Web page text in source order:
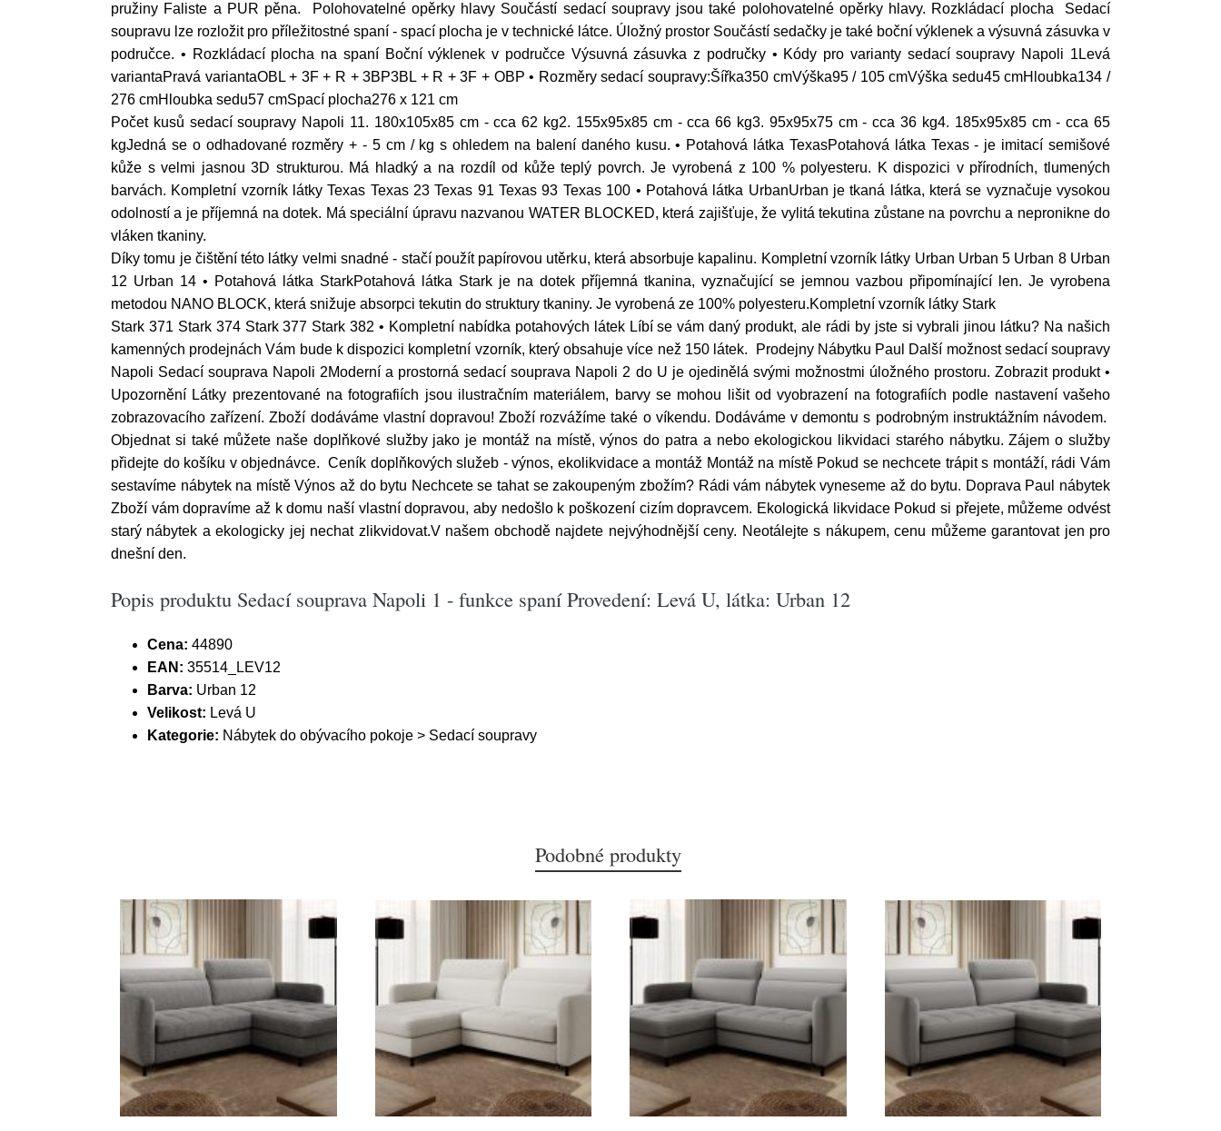
pružiny Faliste a PUR pěna. Polohovatelné opěrky hlavy Součástí sedací soupravy jsou také polohovatelné opěrky hlavy. Rozkládací plocha Sedací
soupravu lze rozložit pro příležitostné spaní - spací plocha je v technické látce. Úložný prostor Součástí sedačky je také boční výklenek a výsuvná zásuvka v
područce. • Rozkládací plocha na spaní Boční výklenek v područce Výsuvná zásuvka z područky • Kódy pro varianty sedací soupravy Napoli 1Levá
variantaPravá variantaOBL + 3F + R + 3BP3BL + R + 3F + OBP • Rozměry sedací soupravy:Šířka350 cmVýška95 / 105 cmVýška sedu45 cmHloubka134 /
276 cmHloubka sedu57 cmSpací plocha276 x 121 cm
Počet kusů sedací soupravy Napoli 11. 180x105x85 cm - cca 62 kg2. 155x95x85 cm - cca 66 kg3. 95x95x75 cm - cca 36 kg4. 185x95x85 cm - cca 65
kgJedná se o odhadované rozměry + - 5 cm / kg s ohledem na balení daného kusu. • Potahová látka TexasPotahová látka Texas - je imitací semišové
kůže s velmi jasnou 3D strukturou. Má hladký a na rozdíl od kůže teplý povrch. Je vyrobená z 100 % polyesteru. K dispozici v přírodních, tlumených
barvách. Kompletní vzorník látky Texas Texas 23 Texas 91 Texas 93 Texas 100 • Potahová látka UrbanUrban je tkaná látka, která se vyznačuje vysokou
odolností a je příjemná na dotek. Má speciální úpravu nazvanou WATER BLOCKED, která zajišťuje, že vylitá tekutina zůstane na povrchu a nepronikne do
vláken tkaniny.
Díky tomu je čištění této látky velmi snadné - stačí použít papírovou utěrku, která absorbuje kapalinu. Kompletní vzorník látky Urban Urban 5 Urban 8 Urban
12 Urban 14 • Potahová látka StarkPotahová látka Stark je na dotek příjemná tkanina, vyznačující se jemnou vazbou připomínající len. Je vyrobena
metodou NANO BLOCK, která snižuje absorpci tekutin do struktury tkaniny. Je vyrobená ze 100% polyesteru.Kompletní vzorník látky Stark
Stark 371 Stark 374 Stark 377 Stark 382 • Kompletní nabídka potahových látek Líbí se vám daný produkt, ale rádi by jste si vybrali jinou látku? Na našich
kamenných prodejnách Vám bude k dispozici kompletní vzorník, který obsahuje více než 150 látek. Prodejny Nábytku Paul Další možnost sedací soupravy
Napoli Sedací souprava Napoli 2Moderní a prostorná sedací souprava Napoli 2 do U je ojedinělá svými možnostmi úložného prostoru. Zobrazit produkt •
Upozornění Látky prezentované na fotografiích jsou ilustračním materiálem, barvy se mohou lišit od vyobrazení na fotografiích podle nastavení vašeho
zobrazovacího zařízení. Zboží dodáváme vlastní dopravou! Zboží rozvážíme také o víkendu. Dodáváme v demontu s podrobným instruktážním návodem.
Objednat si také můžete naše doplňkové služby jako je montáž na místě, výnos do patra a nebo ekologickou likvidaci starého nábytku. Zájem o služby
přidejte do košíku v objednávce. Ceník doplňkových služeb - výnos, ekolikvidace a montáž Montáž na místě Pokud se nechcete trápit s montáží, rádi Vám
sestavíme nábytek na místě Výnos až do bytu Nechcete se tahat se zakoupeným zbožím? Rádi vám nábytek vyneseme až do bytu. Doprava Paul nábytek
Zboží vám dopravíme až k domu naší vlastní dopravou, aby nedošlo k poškození cizím dopravcem. Ekologická likvidace Pokud si přejete, můžeme odvést
starý nábytek a ekologicky jej nechat zlikvidovat.V našem obchodě najdete nejvýhodnější ceny. Neotálejte s nákupem, cenu můžeme garantovat jen pro
dnešní den.
Popis produktu Sedací souprava Napoli 1 - funkce spaní Provedení: Levá U, látka: Urban 12
Cena: 44890
EAN: 35514_LEV12
Barva: Urban 12
Velikost: Levá U
Kategorie: Nábytek do obývacího pokoje > Sedací soupravy
Podobné produkty